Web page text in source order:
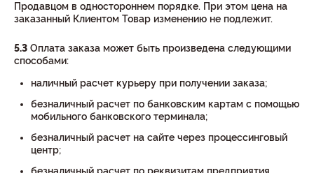
Продавцом в одностороннем порядке. При этом цена на
заказанный Клиентом Товар изменению не подлежит.
5.3 Оплата заказа может быть произведена следующими
способами:
наличный расчет курьеру при получении заказа;
безналичный расчет по банковским картам с помощью
мобильного банковского терминала;
безналичный расчет на сайте через процессинговый
центр;